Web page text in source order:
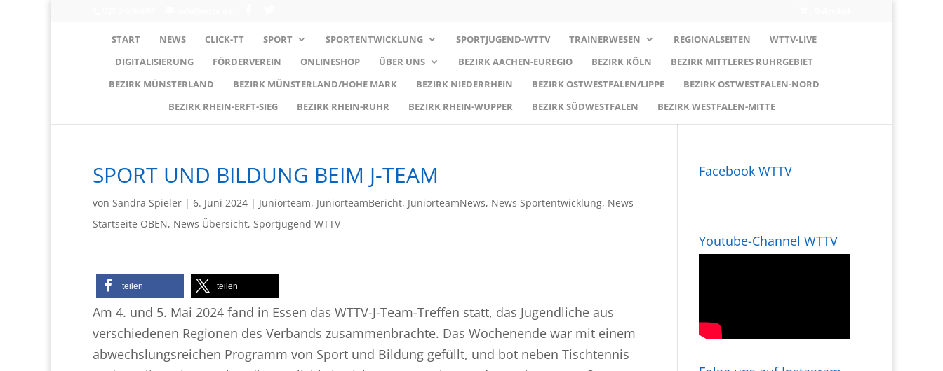
START NEWS CLICK-TT SPORT SPORTENTWICKLUNG SPORTJUGEND-WTTV TRAINERWESEN REGIONALSEITEN
WTTV-LIVE
DIGITALISIERUNG
FÖRDERVEREIN ONLINESHOP ÜBER UNS BEZIRK AACHEN-EUREGIO BEZIRK KÖLN
BEZIRK MITTLERES RUHRGEBIET
BEZIRK MÜNSTERLAND
BEZIRK MÜNSTERLAND/HOHE MARK BEZIRK NIEDERRHEIN BEZIRK OSTWESTFALEN/LIPPE
BEZIRK OSTWESTFALEN-NORD
BEZIRK RHEIN-ERFT-SIEG
BEZIRK RHEIN-RUHR BEZIRK RHEIN-WUPPER BEZIRK SÜDWESTFALEN BEZIRK WESTFALEN-MITTE
SPORT UND BILDUNG BEIM J-TEAM
von Sandra Spieler | 6. Juni 2024 | Juniorteam, JuniorteamBericht, JuniorteamNews, News Sportentwicklung, News
Startseite OBEN, News Übersicht, Sportjugend WTTV
teilen teilen
Am 4. und 5. Mai 2024 fand in Essen das WTTV-J-Team-Treffen statt, das Jugendliche aus
verschiedenen Regionen des Verbands zusammenbrachte. Das Wochenende war mit einem
abwechslungsreichen Programm von Sport und Bildung gefüllt, und bot neben Tischtennis
Facebook WTTV
Youtube-Channel WTTV